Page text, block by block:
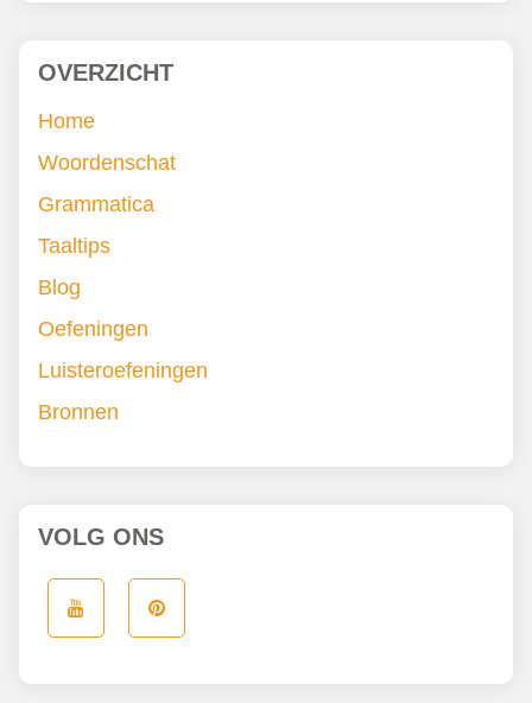
OVERZICHT
Home
Woordenschat
Grammatica
Taaltips
Blog
Oefeningen
Luisteroefeningen
Bronnen
VOLG ONS